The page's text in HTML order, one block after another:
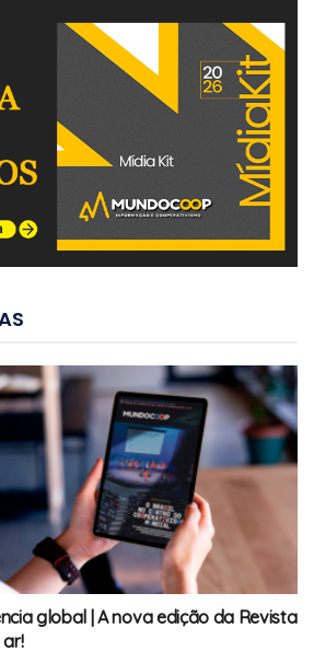
global | A nova edição da Revista